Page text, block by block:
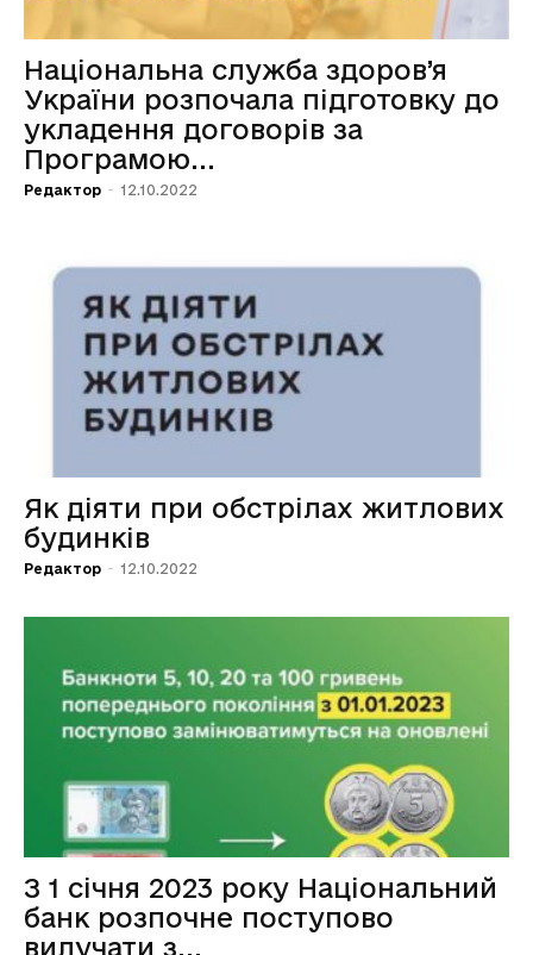
Національна служба здоров’я
України розпочала підготовку до
укладення договорів за
Програмою...
Редактор - 12.10.2022
Як діяти при обстрілах житлових
будинків
Редактор - 12.10.2022
З 1 січня 2023 року Національний
банк розпочне поступово
вилучати з...